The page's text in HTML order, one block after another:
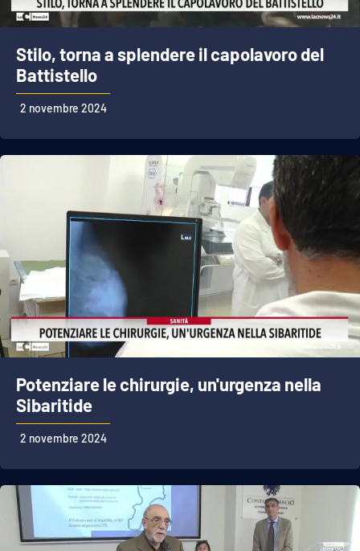
Stilo, torna a splendere il capolavoro del
Battistello
2 novembre 2024
Potenziare le chirurgie, un'urgenza nella
Sibaritide
2 novembre 2024